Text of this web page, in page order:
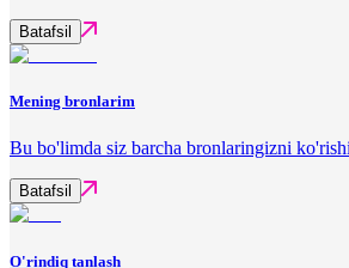
Batafsil
Mening bronlarim
Bu bo'limda siz barcha bronlaringizni
Batafsil
O'rindiq tanlash